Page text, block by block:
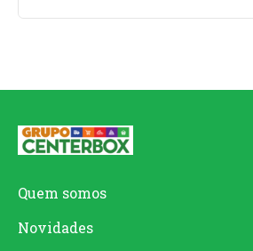
Quem somos
Novidades